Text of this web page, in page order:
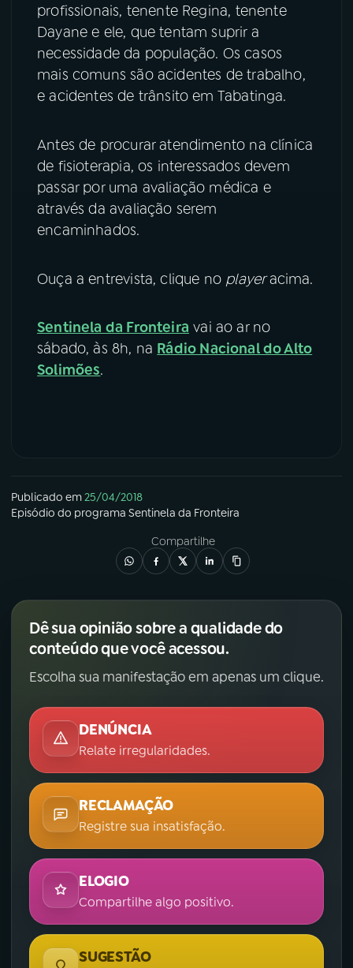
profissionais, tenente Regina, tenente
Dayane e ele, que tentam suprir a
necessidade da população. Os casos
mais comuns são acidentes de trabalho,
e acidentes de trânsito em Tabatinga.
Antes de procurar atendimento na clínica
de fisioterapia, os interessados devem
passar por uma avaliação médica e
através da avaliação serem
encaminhados.
Ouça a entrevista, clique no playeracima.
Sentinela da Fronteira vai ao ar no
sábado, às 8h, na Rádio Nacional do Alto
Solimões.
Publicado em25/04/2018
Episódio do programa Sentinela da Fronteira
Compartilhe
Dê sua opinião sobre a qualidade do
conteúdo que você acessou.
Escolha sua manifestação em apenas um clique.
DENÚNCIA
Relate irregularidades.
RECLAMAÇÃO
Registre sua insatisfação.
ELOGIO
Compartilhe algo positivo.
SUGESTÃO